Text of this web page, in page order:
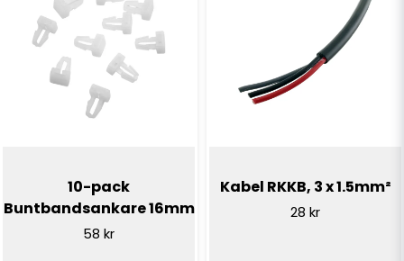
10-pack
Buntbandsankare 16mm
58 kr
Kabel RKKB, 3 x 1.5mm²
28 kr